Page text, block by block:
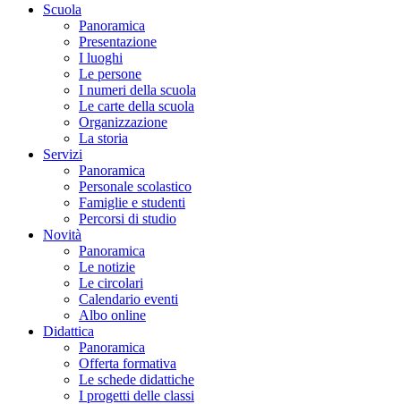
Scuola
Panoramica
Presentazione
I luoghi
Le persone
I numeri della scuola
Le carte della scuola
Organizzazione
La storia
Servizi
Panoramica
Personale scolastico
Famiglie e studenti
Percorsi di studio
Novità
Panoramica
Le notizie
Le circolari
Calendario eventi
Albo online
Didattica
Panoramica
Offerta formativa
Le schede didattiche
I progetti delle classi